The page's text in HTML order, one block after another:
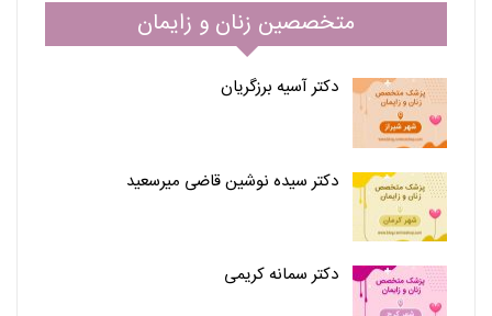
متخصصین زنان و زایمان
دکتر آسیه برزگریان
دکتر سیده نوشین قاضی میرسعید
دکتر سمانه کریمی